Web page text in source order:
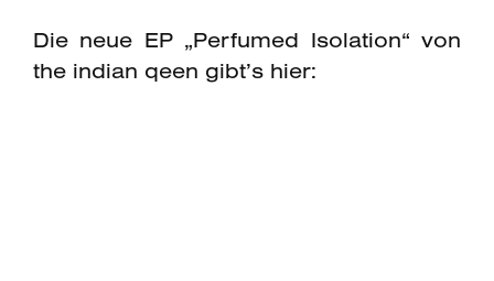
Die neue EP „Perfumed Isolation“ von
the indian qeen gibt’s hier: